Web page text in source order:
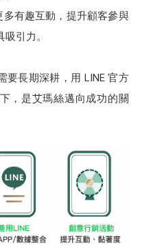
多有趣互動，提升顧客參與
引力。
要長期深耕，用 LINE 官方
，是艾瑪絲邁向成功的關